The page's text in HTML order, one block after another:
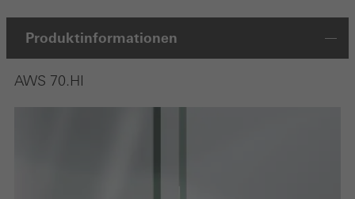
Produktinformationen
AWS 70.HI